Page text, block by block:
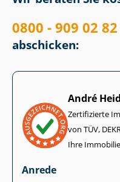
0800 - 909 02 82
abschicken:
André Heid
Zertifizierte
von TÜV,
Ihre
Anrede